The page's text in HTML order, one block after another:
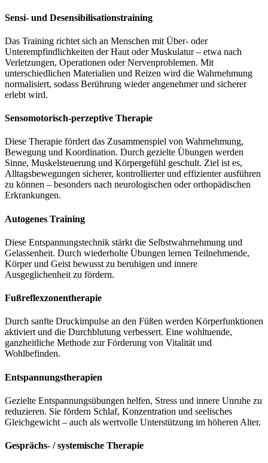
Sensi- und Desensibilisationstraining
Das Training richtet sich an Menschen mit Über- oder
Unterempfindlichkeiten der Haut oder Muskulatur – etwa nach
Verletzungen, Operationen oder Nervenproblemen. Mit
unterschiedlichen Materialien und Reizen wird die Wahrnehmung
normalisiert, sodass Berührung wieder angenehmer und sicherer
erlebt wird.
Sensomotorisch-perzeptive Therapie
Diese Therapie fördert das Zusammenspiel von Wahrnehmung,
Bewegung und Koordination. Durch gezielte Übungen werden
Sinne, Muskelsteuerung und Körpergefühl geschult. Ziel ist es,
Alltagsbewegungen sicherer, kontrollierter und effizienter ausführen
zu können – besonders nach neurologischen oder orthopädischen
Erkrankungen.
Autogenes Training
Diese Entspannungstechnik stärkt die Selbstwahrnehmung und
Gelassenheit. Durch wiederholte Übungen lernen Teilnehmende,
Körper und Geist bewusst zu beruhigen und innere
Ausgeglichenheit zu fördern.
Fußreflexzonentherapie
Durch sanfte Druckimpulse an den Füßen werden Körperfunktionen
aktiviert und die Durchblutung verbessert. Eine wohltuende,
ganzheitliche Methode zur Förderung von Vitalität und
Wohlbefinden.
Entspannungstherapien
Gezielte Entspannungsübungen helfen, Stress und innere Unruhe zu
reduzieren. Sie fördern Schlaf, Konzentration und seelisches
Gleichgewicht – auch als wertvolle Unterstützung im höheren Alter.
Gesprächs- / systemische Therapie